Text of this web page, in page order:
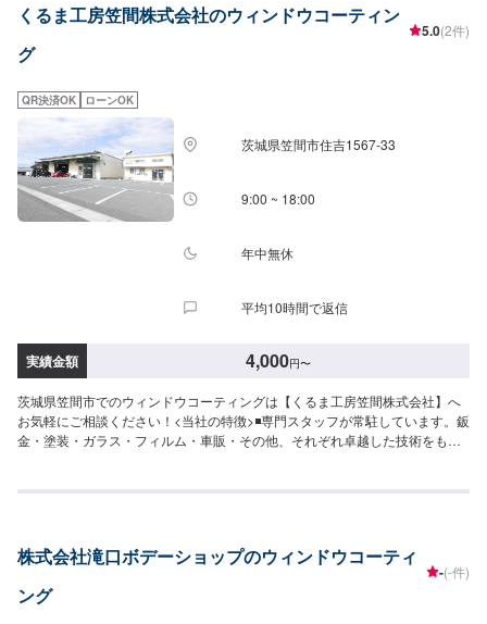
す。(要相談)納期は前後する場合がございます。予めご了承ください。-----代
車について-----無料の代車をご用意しています。お車の作業中は代車をご利用
ください。※代車の燃料代はお客様にご負担いただいております。-----ご来店
スは事務所前の空いているスペースに駐車してください。受付はスタッフへ
「メンテモで予約しました」とお伝えください。ご案内いたします。【定休
日・営業時間】定休日：日曜日、第2土曜日、祝日営業時間：8:30~18:00
くるま工房笠間株式会社のウィンドウコーティン
グ
5.0(2件)
QR決済OK ローンOK
茨城県笠間市住吉1567-33
9:00 ~ 18:00
年中無休
平均10時間で返信
実績金額 4,000円〜
茨城県笠間市でのウィンドウコーティングは【くるま工房笠間株式会社】へ
お気軽にご相談ください！<当社の特徴>◾専門スタッフが常駐しています。鈑
金・塗装・ガラス・フィルム・車販・その他、それぞれ卓越した技術をもつ
乗っている間は保証します。◾土・日・祝も営業してるのでお客様がお休みで
ンをご提案！>★お安く済ませたい…★お時間があまり取れない…などのご相
談もお気軽にどうぞ！【1】オファーにてお問い合わせ【2】お見積り【3】
お見積りにご納得いただければ作業開始【4】仕上がり次第納車-----納期につ
株式会社滝口ボデーショップのウィンドウコーティ
ング
-(-件)